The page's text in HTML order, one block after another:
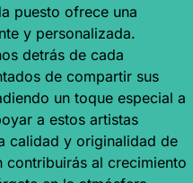
puesto ofrece una
y personalizada.
detrás de cada
de compartir sus
un toque especial a
a estos artistas
calidad y originalidad de
al crecimiento